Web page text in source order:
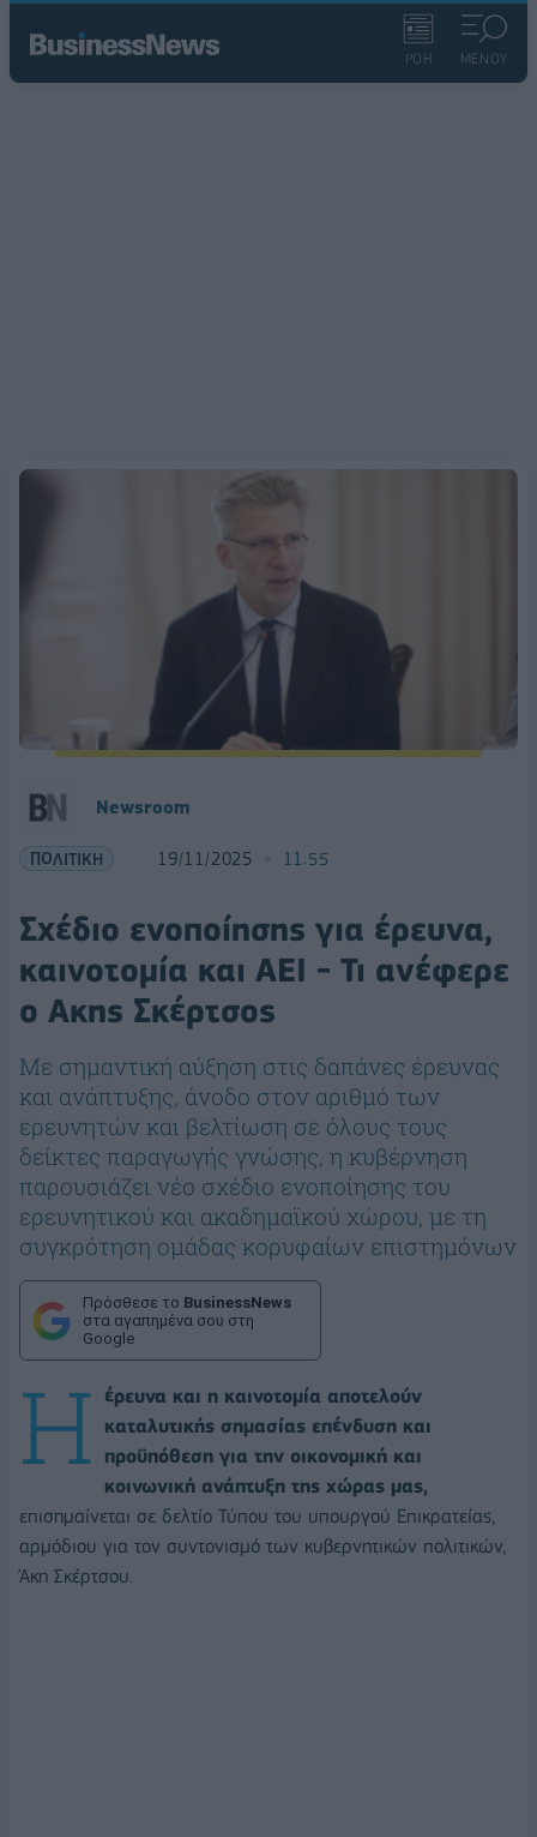
ΡΟΗ ΜΕΝΟΥ
Newsroom
ΠΟΛΙΤΙΚΗ 19/11/2025 11:55
Σχέδιο ενοποίησης για έρευνα,
καινοτομία και ΑΕΙ - Τι ανέφερε
ο Ακης Σκέρτσος
Με σημαντική αύξηση στις δαπάνες έρευνας
και ανάπτυξης, άνοδο στον αριθμό των
ερευνητών και βελτίωση σε όλους τους
δείκτες παραγωγής γνώσης, η κυβέρνηση
παρουσιάζει νέο σχέδιο ενοποίησης του
ερευνητικού και ακαδημαϊκού χώρου, με τη
συγκρότηση ομάδας κορυφαίων επιστημόνων
Πρόσθεσε το BusinessNews
στα αγαπημένα σου στη
Google
Η
έρευνα και η καινοτομία αποτελούν
καταλυτικής σημασίας επένδυση και
προϋπόθεση για την οικονομική και
κοινωνική ανάπτυξη της χώρας μας,
επισημαίνεται σε δελτίο Τύπου του υπουργού Επικρατείας,
αρμόδιου για τον συντονισμό των κυβερνητικών πολιτικών,
Άκη Σκέρτσου.